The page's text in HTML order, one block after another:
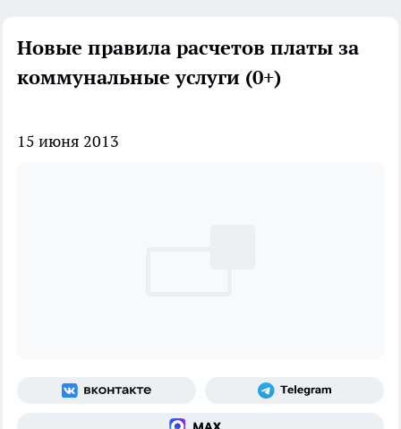
Новые правила расчетов платы за
коммунальные услуги (0+)
15 июня 2013